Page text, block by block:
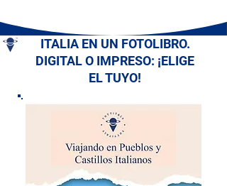
ITALIA EN UN FOTOLIBRO.
DIGITAL O IMPRESO: ¡ELIGE
EL TUYO!